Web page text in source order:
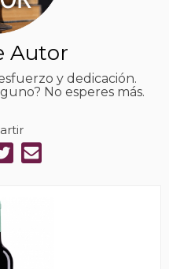
Autor
y dedicación.
No esperes más.